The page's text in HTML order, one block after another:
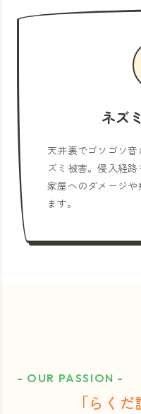
ネズ
天井裏でゴソゴソ
ズミ被害。侵入経路
家屋へのダメージ
ます。
- OUR PASSION -
「らく